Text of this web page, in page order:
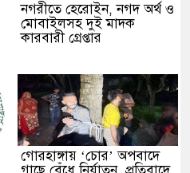
নগরীতে হেরোইন, নগদ অর্থ ও
মোবাইলসহ দুই মাদক
কারবারী গ্রেপ্তার
গোরহাঙ্গায় ‘চোর’ অপবাদে